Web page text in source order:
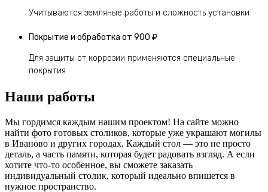
Учитываются земляные работы и сложность установки
Покрытие и обработка от 900 ₽
Для защиты от коррозии применяются специальные
покрытия
Наши работы
Мы гордимся каждым нашим проектом! На сайте можно
найти фото готовых столиков, которые уже украшают могилы
в Иваново и других городах. Каждый стол — это не просто
деталь, а часть памяти, которая будет радовать взгляд. А если
хотите что-то особенное, вы сможете заказать
индивидуальный столик, который идеально впишется в
нужное пространство.